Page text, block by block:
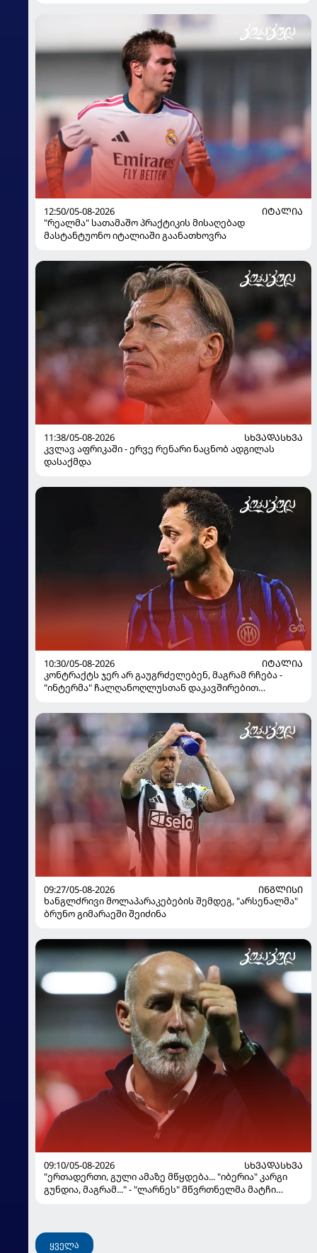
12:50/05-08-2026
ᲘᲢᲐᲚᲘᲐ
"რეალმა" სათამაშო პრაქტიკის მისაღებად
მასტანტუონო იტალიაში გაანათხოვრა
11:38/05-08-2026
ᲡᲮᲕᲐᲓᲐᲡᲮᲕᲐ
კვლავ აფრიკაში - ერვე რენარი ნაცნობ ადგილას
დასაქმდა
10:30/05-08-2026
ᲘᲢᲐᲚᲘᲐ
კონტრაქტს ჯერ არ გაუგრძელებენ, მაგრამ რჩება -
"ინტერმა" ჩალღანოღლუსთან დაკავშირებით
09:27/05-08-2026
ᲘᲜᲒᲚᲘᲡᲘ
ხანგლძრივი მოლაპარაკებების შემდეგ, "არსენალმა"
ბრუნო გიმარაეში შეიძინა
09:10/05-08-2026
ᲡᲮᲕᲐᲓᲐᲡᲮᲕᲐ
"ერთადერთი, გული ამაზე მწყდება... "იბერია" კარგი
გუნდია, მაგრამ..." - "ლარნეს" მწვრთნელმა მატჩი
ყველა